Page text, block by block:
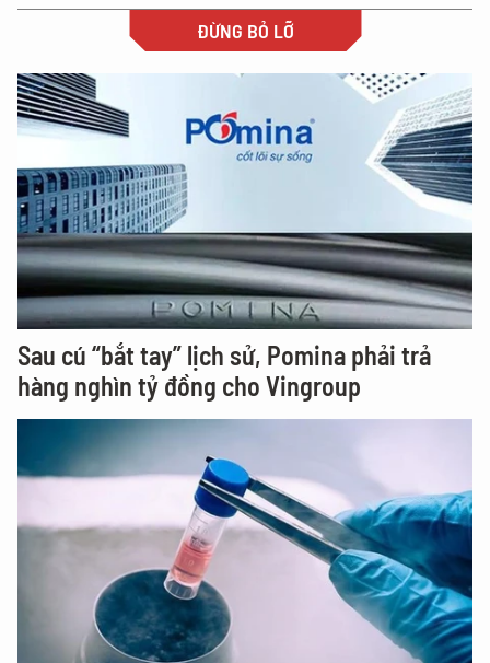
ĐỪNG BỎ LỠ
Sau cú “bắt tay” lịch sử, Pomina phải trả
hàng nghìn tỷ đồng cho Vingroup